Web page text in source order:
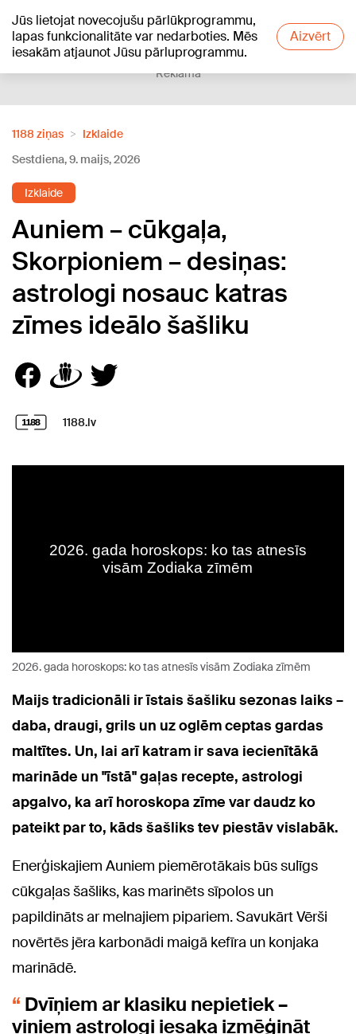
Jūs lietojat novecojušu pārlūkprogrammu,
lapas funkcionalitāte var nedarboties. Mēs
iesakām atjaunot Jūsu pārluprogrammu.
Aizvērt
+24°C
Reklāma
1188 ziņas
Izklaide
Sestdiena, 9. maijs, 2026
Izklaide
Auniem – cūkgaļa,
Skorpioniem – desiņas:
astrologi nosauc katras
zīmes ideālo šašliku
1188.lv
2026. gada horoskops: ko tas atnesīs visām Zodiaka zīmēm
Maijs tradicionāli ir īstais šašliku sezonas laiks –
daba, draugi, grils un uz oglēm ceptas gardas
maltītes. Un, lai arī katram ir sava iecienītākā
marināde un "īstā" gaļas recepte, astrologi
apgalvo, ka arī horoskopa zīme var daudz ko
pateikt par to, kāds šašliks tev piestāv vislabāk.
Enerģiskajiem Auniem piemērotākais būs sulīgs
cūkgaļas šašliks, kas marinēts sīpolos un
papildināts ar melnajiem pipariem. Savukārt Vērši
novērtēs jēra karbonādi maigā kefīra un konjaka
marinādē.
Dvīņiem ar klasiku nepietiek –
viņiem astrologi iesaka izmēģināt